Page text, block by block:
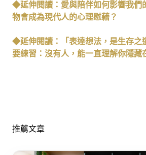
◆延伸閱讀：愛與陪伴如何影響我
物會成為現代人的心理慰藉？
◆延伸閱讀：「表達想法，是生存之
要練習：沒有人，能一直理解你隱藏
推薦文章